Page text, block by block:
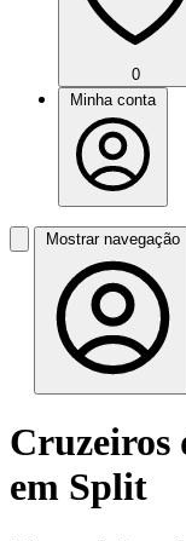
0
Minha conta
Mostrar navegação
Cruzeiros
em Split